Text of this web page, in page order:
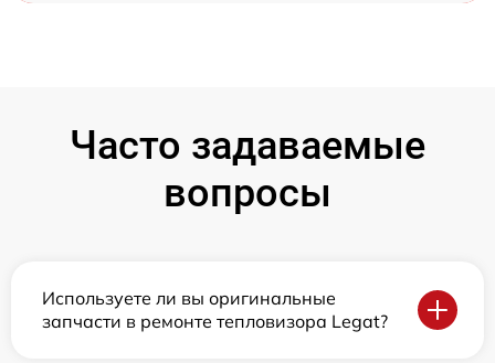
Часто задаваемые
вопросы
Используете ли вы оригинальные
запчасти в ремонте тепловизора Legat?